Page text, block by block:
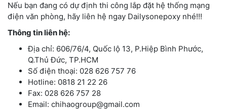
Nếu bạn đang có dự định thi công lắp đặt hệ thống mạng
điện văn phòng, hãy liên hệ ngay Dailysonepoxy nhé!!!
Thông tin liên hệ:
Địa chỉ: 606/76/4, Quốc lộ 13, P.Hiệp Bình Phước,
Q.Thủ Đức, TP.HCM
Số điện thoại: 028 626 757 76
Hotline: 0818 21 22 26
Fax: 028 626 757 28
Email: chihaogroup@gmail.com